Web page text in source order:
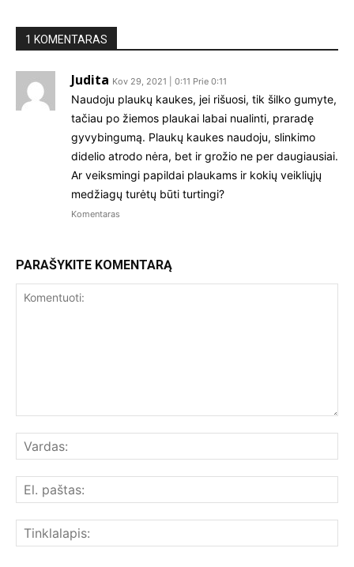
1 KOMENTARAS
Judita Kov 29, 2021 | 0:11 Prie 0:11
Naudoju plaukų kaukes, jei rišuosi, tik šilko gumyte,
tačiau po žiemos plaukai labai nualinti, praradę
gyvybingumą. Plaukų kaukes naudoju, slinkimo
didelio atrodo nėra, bet ir grožio ne per daugiausiai.
Ar veiksmingi papildai plaukams ir kokių veikliųjų
medžiagų turėtų būti turtingi?
Komentaras
PARAŠYKITE KOMENTARĄ